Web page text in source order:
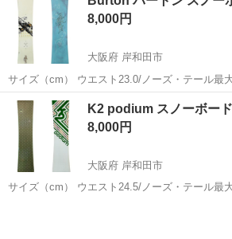
8,000円
大阪府 岸和田市
サイズ（cm） ウエスト23.0/ノーズ・テール最
137.5 写真の通り、多少の傷や汚れ等ございま
Analog アナログ BILLABO...
大阪 岸和田市 Burton
K2 podium スノーボー
8,000円
大阪府 岸和田市
サイズ（cm） ウエスト24.5/ノーズ・テール最